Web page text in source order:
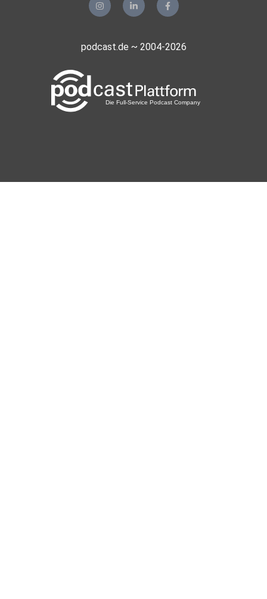
podcast.de ~ 2004-2026